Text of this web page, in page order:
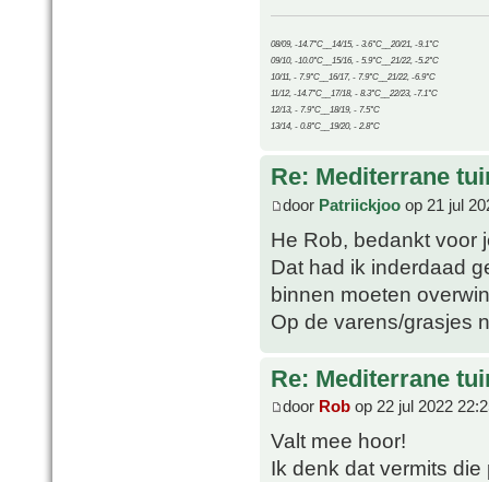
08/09, -14.7°C__14/15, - 3.6°C__20/21, -9.1°C
09/10, -10.0°C__15/16, - 5.9°C__21/22, -5.2°C
10/11, - 7.9°C__16/17, - 7.9°C__21/22, -6.9°C
11/12, -14.7°C__17/18, - 8.3°C__22/23, -7.1°C
12/13, - 7.9°C__18/19, - 7.5°C
13/14, - 0.8°C__19/20, - 2.8°C
Re: Mediterrane
door Patriickjoo op 21 jul
He Rob, bedankt voor
Dat had ik inderdaad
binnen moeten
Op de varens/grasjes
Re: Mediterrane
door Rob op 22 jul 2022
Valt mee hoor!
Ik denk dat vermits